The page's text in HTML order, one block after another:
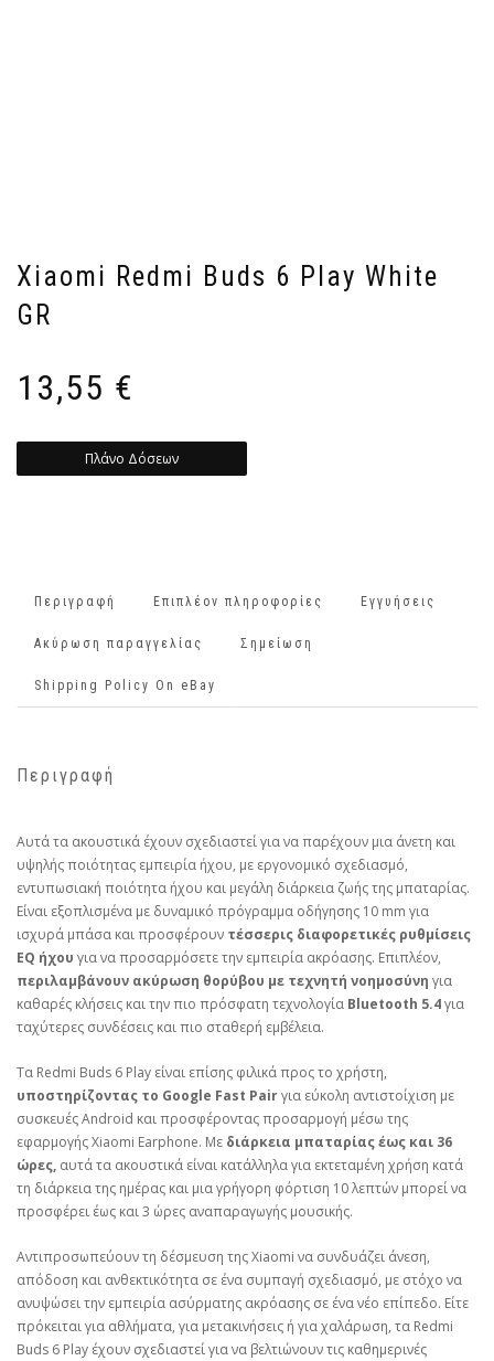
Xiaomi Redmi Buds 6 Play White
GR
13,55 €
Πλάνο Δόσεων
Περιγραφή Επιπλέον πληροφορίες Εγγυήσεις
Ακύρωση παραγγελίας Σημείωση
Shipping Policy On eBay
Περιγραφή
Αυτά τα ακουστικά έχουν σχεδιαστεί για να παρέχουν μια άνετη και
υψηλής ποιότητας εμπειρία ήχου, με εργονομικό σχεδιασμό,
εντυπωσιακή ποιότητα ήχου και μεγάλη διάρκεια ζωής της μπαταρίας.
Είναι εξοπλισμένα με δυναμικό πρόγραμμα οδήγησης 10 mm για
ισχυρά μπάσα και προσφέρουν τέσσερις διαφορετικές ρυθμίσεις
EQ ήχου για να προσαρμόσετε την εμπειρία ακρόασης. Επιπλέον,
περιλαμβάνουν ακύρωση θορύβου με τεχνητή νοημοσύνη για
καθαρές κλήσεις και την πιο πρόσφατη τεχνολογία Bluetooth 5.4για
ταχύτερες συνδέσεις και πιο σταθερή εμβέλεια.
Τα Redmi Buds 6 Play είναι επίσης φιλικά προς το χρήστη,
υποστηρίζοντας το Google Fast Pairγια εύκολη αντιστοίχιση με
συσκευές Android και προσφέροντας προσαρμογή μέσω της
εφαρμογής Xiaomi Earphone. Με διάρκεια μπαταρίας έως και 36
ώρες, αυτά τα ακουστικά είναι κατάλληλα για εκτεταμένη χρήση κατά
τη διάρκεια της ημέρας και μια γρήγορη φόρτιση 10 λεπτών μπορεί να
προσφέρει έως και 3 ώρες αναπαραγωγής μουσικής.
Αντιπροσωπεύουν τη δέσμευση της Xiaomi να συνδυάζει άνεση,
απόδοση και ανθεκτικότητα σε ένα συμπαγή σχεδιασμό, με στόχο να
ανυψώσει την εμπειρία ασύρματης ακρόασης σε ένα νέο επίπεδο. Είτε
πρόκειται για αθλήματα, για μετακινήσεις ή για χαλάρωση, τα Redmi
Buds 6 Play έχουν σχεδιαστεί για να βελτιώνουν τις καθημερινές